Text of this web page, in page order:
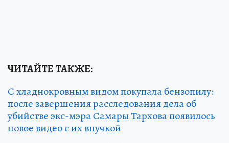
ЧИТАЙТЕ ТАКЖЕ:
С хладнокровным видом покупала бензопилу:
после завершения расследования дела об
убийстве экс-мэра Самары Тархова появилось
новое видео с их внучкой